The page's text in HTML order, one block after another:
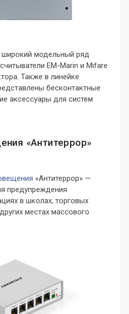
широкий модельный ряд
EM-Marin и Mifare
Также в линейке
бесконтактные
аксессуары для систем
«Антитеррор»
«Антитеррор» —
предупреждения
в школах, торговых
местах массового